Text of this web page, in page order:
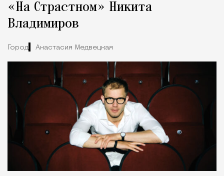
«На Страстном» Никита
Владимиров
Город Анастасия Медвецкая